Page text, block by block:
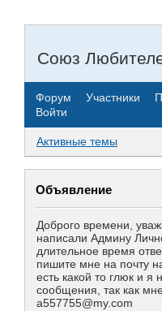
Союз
Форум Участники
Войти
Активные темы
Объявление
Доброго времени,
написали Админу
длительное время
пишите мне на почту
есть какой то глюк и я
сообщения, так как
a557755@my.com